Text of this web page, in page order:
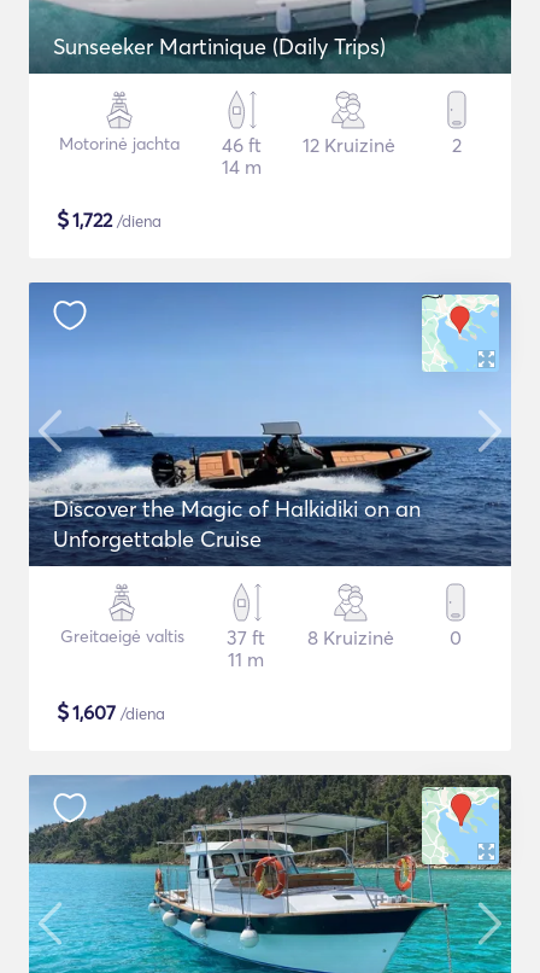
Sunseeker Martinique (Daily Trips)
Motorinė jachta
46 ft
14 m
12 Kruizinė 2
$1,722/diena
Discover the Magic of Halkidiki on an
Unforgettable Cruise
Greitaeigė valtis
37 ft
11 m
8 Kruizinė 0
$1,607 /diena